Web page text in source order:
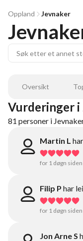
Oppland Jevnaker
Oversikt
Vurderinger i
81 personer i
Martin L
for 1 døgn siden
Filip P har
for 1 døgn siden
Jon Arne S